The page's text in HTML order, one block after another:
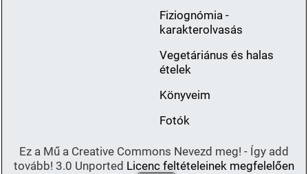
Fiziognómia -
karakterolvasás
Vegetáriánus és halas
ételek
Könyveim
Fotók
Ez a Mű a Creative Commons Nevezd meg! - Így add
tovább! 3.0 Unported Licenc feltételeinek megfelelően